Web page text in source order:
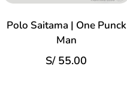
Polo Saitama | One Punck
Man
S/55.00